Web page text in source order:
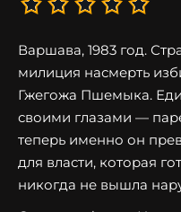
Варшава, 1983 год.
милиция насмерть
Гжегожа Пшемыка.
своими глазами —
теперь именно он
для власти, которая
никогда не вышла